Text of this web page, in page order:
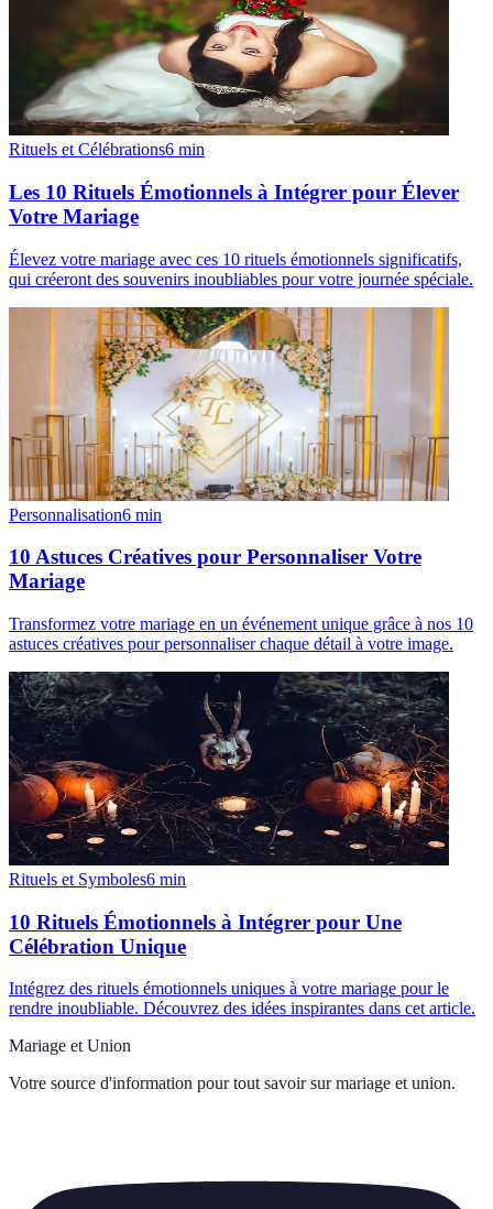
Rituels et Célébrations6 min
Les 10 Rituels Émotionnels à Intégrer pour Élever
Votre Mariage
Élevez votre mariage avec ces 10 rituels émotionnels significatifs,
qui créeront des souvenirs inoubliables pour votre journée spéciale.
Personnalisation6 min
10 Astuces Créatives pour Personnaliser Votre
Mariage
Transformez votre mariage en un événement unique grâce à nos 10
astuces créatives pour personnaliser chaque détail à votre image.
Rituels et Symboles6 min
10 Rituels Émotionnels à Intégrer pour Une
Célébration Unique
Intégrez des rituels émotionnels uniques à votre mariage pour le
rendre inoubliable. Découvrez des idées inspirantes dans cet article.
Mariage et Union
Votre source d'information pour tout savoir sur mariage et union.